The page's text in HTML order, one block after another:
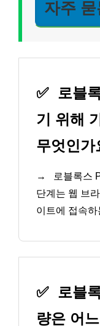
자주
✅ 로블
기 위해
무엇인가
→
로블록스
단계는 웹 브
이트에 접속
✅ 로블
량은 어